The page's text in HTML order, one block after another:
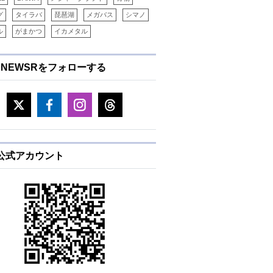
タイラバ 琵琶湖 メガバス シマノ
がまかつ イカメタル
をフォローする
式アカウント